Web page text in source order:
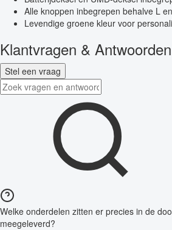
Alle knoppen inbegrepen behalve L
Levendige groene kleur voor
Klantvragen & Antwoorden
Stel een vraag
Welke onderdelen zitten er precies in de
meegeleverd?